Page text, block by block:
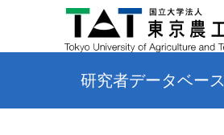
研究者データベース